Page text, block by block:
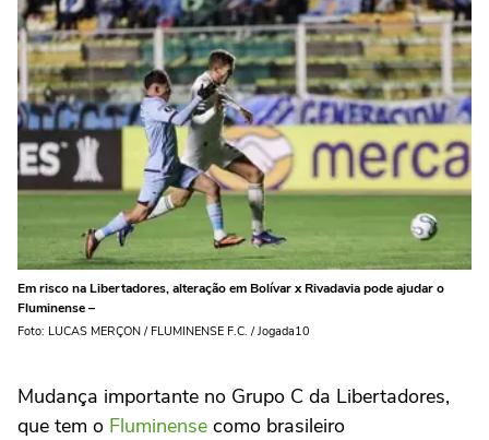
Em risco na Libertadores, alteração em Bolívar x Rivadavia pode ajudar o
Fluminense –
Foto: LUCAS MERÇON / FLUMINENSE F.C. / Jogada10
Mudança importante no Grupo C da Libertadores,
que tem o Fluminense como brasileiro